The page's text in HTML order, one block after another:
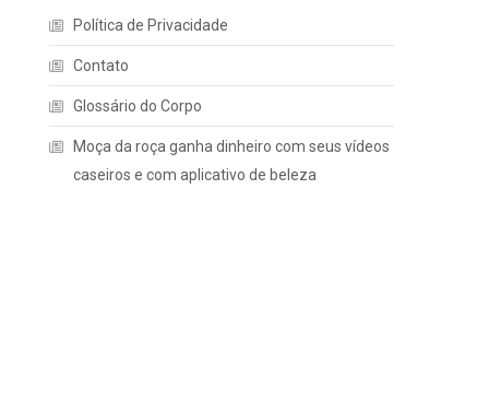
Política de Privacidade
Contato
Glossário do Corpo
Moça da roça ganha dinheiro com seus vídeos
caseiros e com aplicativo de beleza